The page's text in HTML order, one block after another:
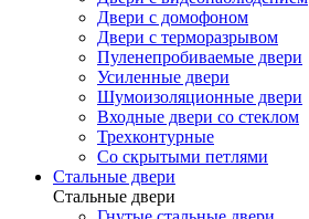
Двери с домофоном
Двери с терморазрывом
Пуленепробиваемые двери
Усиленные двери
Шумоизоляционные двери
Входные двери со стеклом
Трехконтурные
Со скрытыми петлями
Стальные двери
Стальные двери